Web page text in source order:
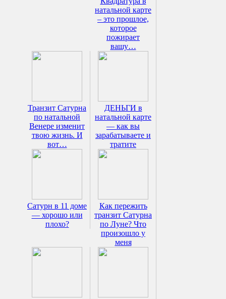
натальной карте
– это прошлое,
которое
пожирает
вашу…
Транзит Сатурна
по натальной
Венере изменит
твою жизнь. И
вот…
ДЕНЬГИ в
натальной карте
— как вы
зарабатываете и
тратите
Сатурн в 11 доме
— хорошо или
плохо?
Как пережить
транзит Сатурна
по Луне? Что
произошло у
меня